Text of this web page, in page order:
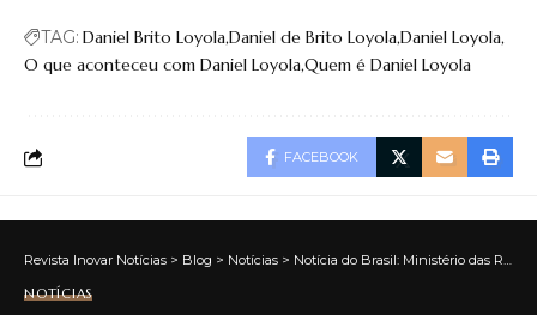
TAG: Daniel Brito LoyolaDaniel de Brito LoyolaDaniel Loyola
O que aconteceu com Daniel LoyolaQuem é Daniel Loyola
FACEBOOK
Revista Inovar Notícias > Blog > Notícias > Notícia do Brasil: Ministério das Relações Exteriores pede libertação de tripulantes da Madleen
NOTÍCIAS